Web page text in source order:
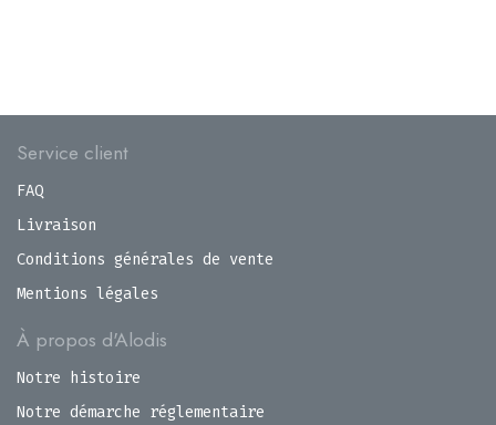
Service client
FAQ
Livraison
Conditions générales de vente
Mentions légales
À propos d'Alodis
Notre histoire
Notre démarche réglementaire